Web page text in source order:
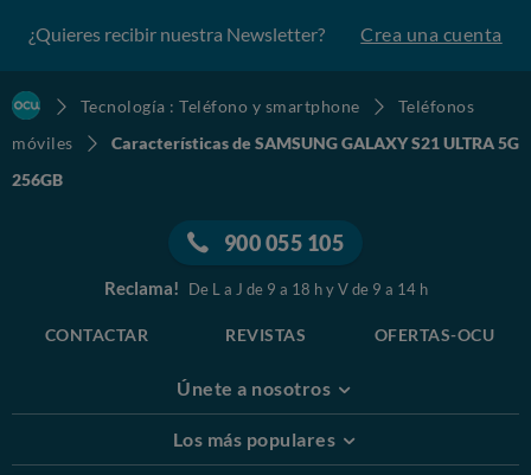
¿Quieres recibir nuestra Newsletter? Crea una cuenta
Tecnología : Teléfono y smartphone
Teléfonos
móviles
Características de SAMSUNG GALAXY S21 ULTRA 5G
256GB
900 055 105
Reclama! De L a J de 9 a 18 h y V de 9 a 14 h
CONTACTAR REVISTAS OFERTAS-OCU
Únete a nosotros
Los más populares